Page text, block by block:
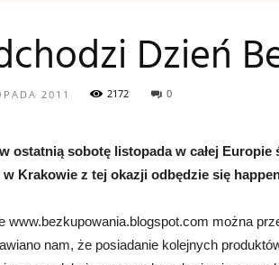
Dzień
2011 2172 0
ostatnią sobotę listopada w całej
w Krakowie z tej okazji odbędzie się
www.bezkupowania.blogspot.com można
nam, że posiadanie kolejnych